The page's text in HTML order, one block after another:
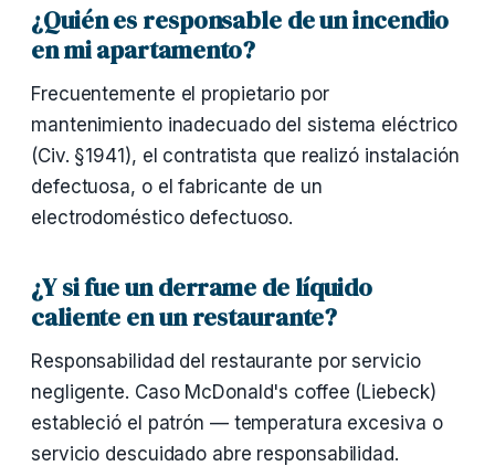
¿Quién es responsable de un incendio
en mi apartamento?
Frecuentemente el propietario por
mantenimiento inadecuado del sistema eléctrico
(Civ. §1941), el contratista que realizó instalación
defectuosa, o el fabricante de un
electrodoméstico defectuoso.
¿Y si fue un derrame de líquido
caliente en un restaurante?
Responsabilidad del restaurante por servicio
negligente. Caso McDonald's coffee (Liebeck)
estableció el patrón — temperatura excesiva o
servicio descuidado abre responsabilidad.